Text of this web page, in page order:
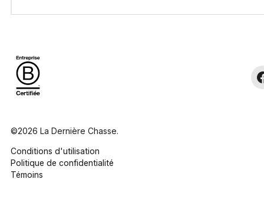
©2026 La Dernière Chasse.
Conditions d'utilisation
Politique de confidentialité
Témoins